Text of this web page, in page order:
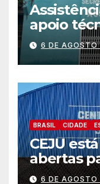
apoio
6 DE
BRASIL CIDADE
CEJU
abertas
gratuitas
6 DE